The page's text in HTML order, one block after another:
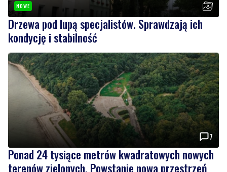
NOWE
Drzewa pod lupą specjalistów. Sprawdzają ich
kondycję i stabilność
7
Ponad 24 tysiące metrów kwadratowych nowych
terenów zielonych. Powstanie nowa przestrzeń